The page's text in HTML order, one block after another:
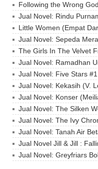
Following the Wrong
Jual Novel: Rindu
Little Women (Empat
Jual Novel: Sepeda
The Girls In The Velvet
Jual Novel: Ramadhan
Jual Novel: Five Stars #1
Jual Novel: Kekasih (V.
Jual Novel: Konser
Jual Novel: The Silken
Jual Novel: The Ivy
Jual Novel: Tanah Air
Jual Novel Jill & Jill :
Jual Novel: Greyfriars